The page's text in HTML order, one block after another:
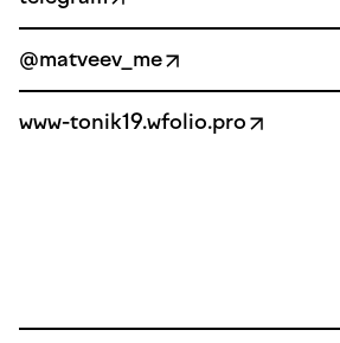
@matveev_me
www-tonik19.wfolio.pro